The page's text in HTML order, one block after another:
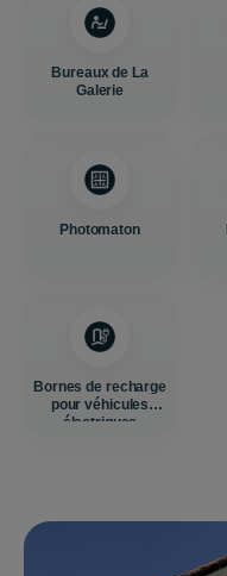
Bureaux de La
Galerie
Photomaton
Bornes de recharge
pour véhicules
électriques